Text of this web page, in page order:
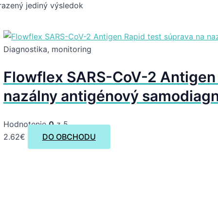
jediný výsledok
Diagnostika, monitoring
Flowflex SARS-CoV-2
nazálny antigénový
Hodnotenie0z 5
2.62€ DO OBCHODU